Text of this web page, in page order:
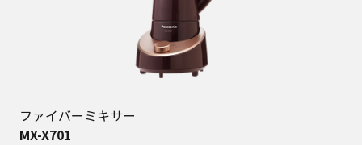
ファイバーミキサー
MX-X701